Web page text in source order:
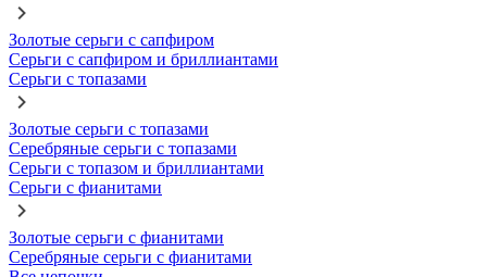
Золотые серьги с сапфиром
Серьги с сапфиром и бриллиантами
Серьги с топазами
Золотые серьги с топазами
Серебряные серьги с топазами
Серьги с топазом и бриллиантами
Серьги с фианитами
Золотые серьги с фианитами
Серебряные серьги с фианитами